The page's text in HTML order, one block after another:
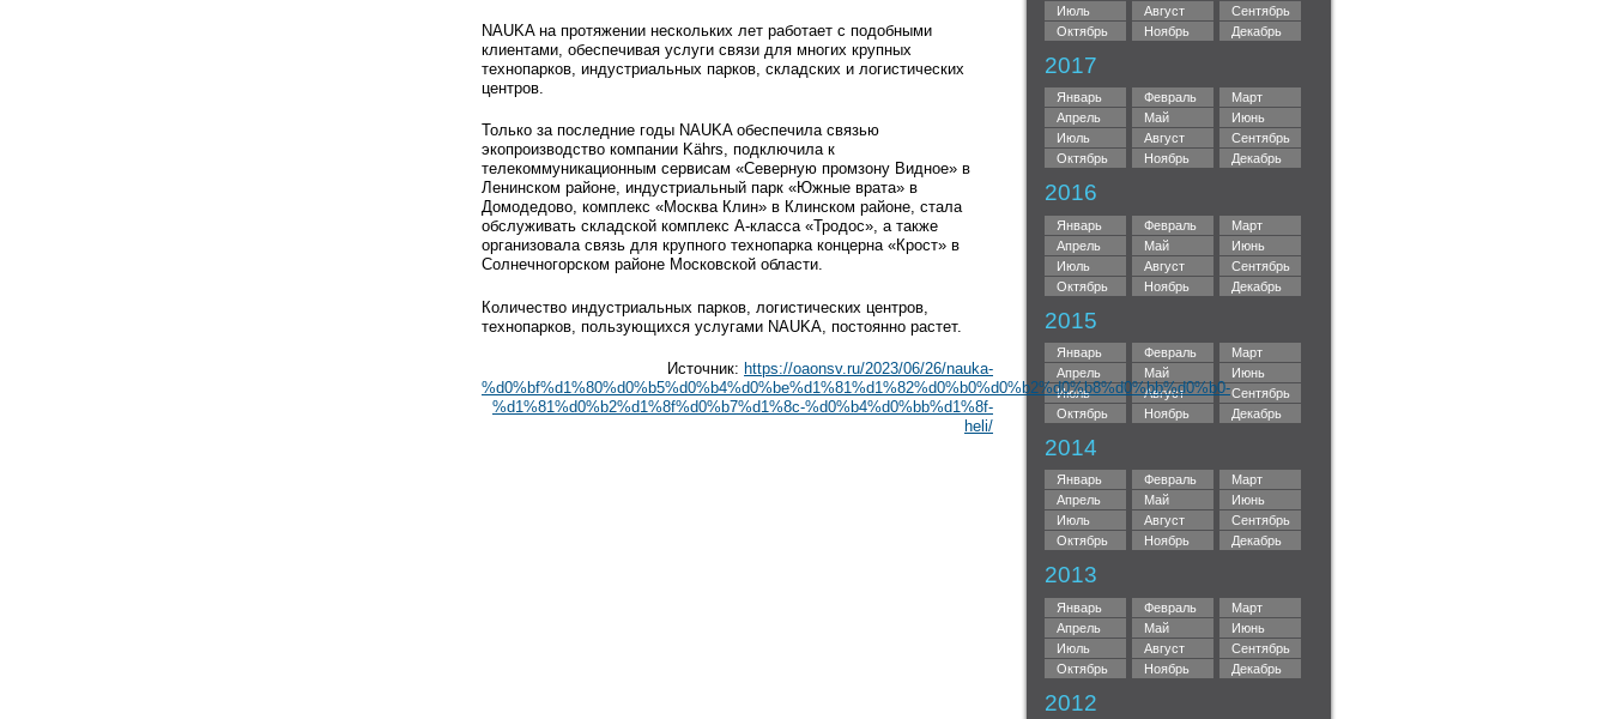
Июль
Август
Сентябрь
Октябрь
Ноябрь Декабрь
2017
Январь Февраль
Март
Апрель
Май
Июнь
Июль
Август
Сентябрь
Октябрь
Ноябрь Декабрь
2016
Январь Февраль
Март
Апрель
Май
Июнь
Июль
Август
Сентябрь
Октябрь
Ноябрь Декабрь
2015
Январь Февраль
Март
Апрель
Май
Июнь
Июль
Август
Сентябрь
Октябрь
Ноябрь Декабрь
2014
Январь Февраль
Март
Апрель
Май
Июнь
Июль
Август
Сентябрь
Октябрь
Ноябрь Декабрь
2013
Январь Февраль
Март
Апрель
Май
Июнь
Июль
Август
Сентябрь
Октябрь
Ноябрь Декабрь
2012
NAUKA на протяжении нескольких лет работает с подобными
клиентами, обеспечивая услуги связи для многих крупных
технопарков, индустриальных парков, складских и логистических
центров.
Только за последние годы NAUKA обеспечила связью
экопроизводство компании Kährs, подключила к
телекоммуникационным сервисам «Северную промзону Видное» в
Ленинском районе, индустриальный парк «Южные врата» в
Домодедово, комплекс «Москва Клин» в Клинском районе, стала
обслуживать складской комплекс А-класса «Тродос», а также
организовала связь для крупного технопарка концерна «Крост» в
Солнечногорском районе Московской области.
Количество индустриальных парков, логистических центров,
технопарков, пользующихся услугами NAUKA, постоянно растет.
Источник: https://oaonsv.ru/2023/06/26/nauka-
%d0%bf%d1%80%d0%b5%d0%b4%d0%be%d1%81%d1%82%d0%b0%d0%b2%d0%b8%d0%bb%d0%b0-
%d1%81%d0%b2%d1%8f%d0%b7%d1%8c-%d0%b4%d0%bb%d1%8f-
heli/